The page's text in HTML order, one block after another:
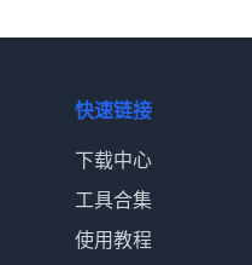
快速链接
下载中心
工具合集
使用教程